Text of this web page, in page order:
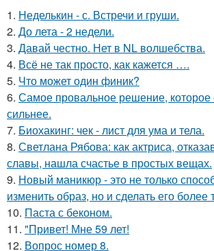
1. Неделькин - с. Встречи и груши.
2. До лета - 2 недели.
3. Давай честно. Нет в NL волшебства.
4. Всё не так просто, как кажется ….
5. Что может один финик?
6. Самое провальное решение, которое
сильнее.
7. Биохакинг: чек - лист для ума и тела.
8. Светлана Рябова: как актриса,
славы, нашла счастье в простых вещах.
9. Новый маникюр - это не только
изменить образ, но и сделать его
10. Паста с беконом.
11. "Привет! Мне 59 лет!
12. Вопрос номер 8.